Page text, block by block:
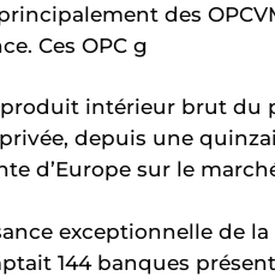
des
Ces OPC g
intérieur brut du
depuis une
d’Europe sur le
exceptionnelle de
144 banques